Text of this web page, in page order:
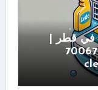
في قطر |
تنافسية 70067311